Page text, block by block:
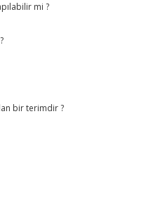
mi ?
bir terimdir ?